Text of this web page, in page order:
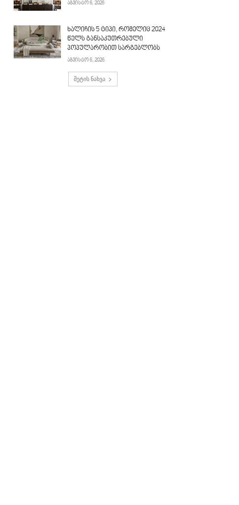
აგვისტო 6, 2026
ხალიჩის 5 ტიპი, რომელიც 2024
წელს განსაკუთრებული
პოპულარობით სარგებლობს
აგვისტო 6, 2026
მეტის ნახვა